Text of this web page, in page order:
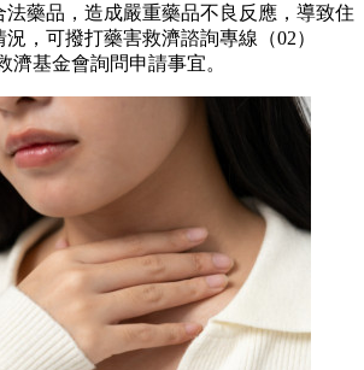
法藥品，造成嚴重藥品不良反應，導致住
，可撥打藥害救濟諮詢專線（02）
濟基金會詢問申請事宜。